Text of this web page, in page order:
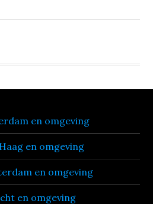
en omgeving
en omgeving
en omgeving
en omgeving